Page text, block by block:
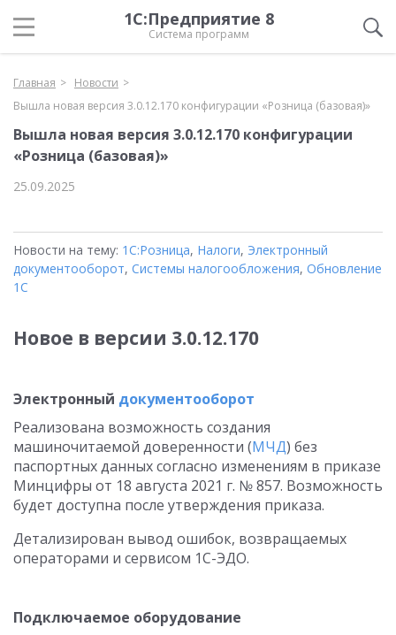
1С:Предприятие 8
Система программ
Главная
Новости
Вышла новая версия 3.0.12.170 конфигурации «Розница (базовая)»
Вышла новая версия 3.0.12.170 конфигурации
«Розница (базовая)»
25.09.2025
Новости на тему: 1С:Розница, Налоги, Электронный
документооборот, Системы налогообложения, Обновление
1С
Новое в версии 3.0.12.170
Электронный документооборот
Реализована возможность создания
машиночитаемой доверенности (МЧД) без
паспортных данных согласно изменениям в приказе
Минцифры от 18 августа 2021 г. № 857. Возможность
будет доступна после утверждения приказа.
Детализирован вывод ошибок, возвращаемых
операторами и сервисом 1С-ЭДО.
Подключаемое оборудование